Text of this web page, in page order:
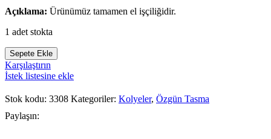
Açıklama: Ürünümüz tamamen el işçiliğidir.
1 adet stokta
Sepete Ekle
Karşılaştırın
İstek listesine ekle
Stok kodu: 3308 Kategoriler: Kolyeler, Özgün Tasma
Paylaşın: